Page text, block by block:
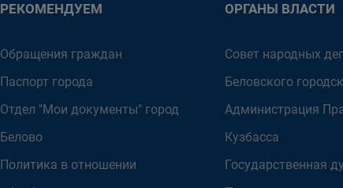
РЕКОМЕНДУЕМ
Обращения граждан
Паспорт города
Отдел "Мои документы" город
Белово
Политика в отношении
ОРГАНЫ ВЛАСТИ
Совет народных
Беловского
Администрация
Кузбасса
Государственная